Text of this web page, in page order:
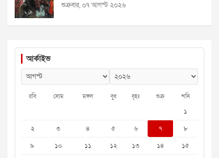
শুক্রবার, ০৭ আগস্ট ২০২৬
আর্কাইভ
রবি সোম মঙ্গল বুধ বৃহঃ শুক্র শনি
১
২
৩ ৪ ৫ ৬ ৭
৮
৯
১০ ১১ ১২ ১৩ ১৪
১৫